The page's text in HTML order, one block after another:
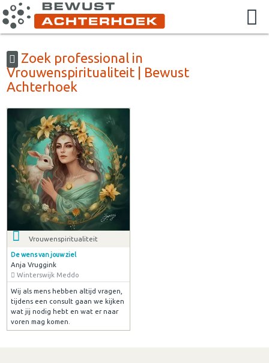
Zoek professional in
Vrouwenspiritualiteit | Bewust
Achterhoek
Vrouwenspiritualiteit
De wens van jouw ziel
Anja Vruggink
Winterswijk Meddo
Wij als mens hebben altijd vragen,
tijdens een consult gaan we kijken
wat jij nodig hebt en wat er naar
voren mag komen.